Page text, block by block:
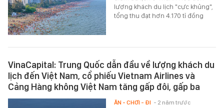
lượng khách du lịch "cực khủng",
tổng thu đạt hơn 4.170 tỉ đồng
VinaCapital: Trung Quốc dẫn đầu về lượng khách du
lịch đến Việt Nam, cổ phiếu Vietnam Airlines và
Cảng Hàng không Việt Nam tăng gấp đôi, gấp ba
ĂN - CHƠI - ĐI - 2 năm trước